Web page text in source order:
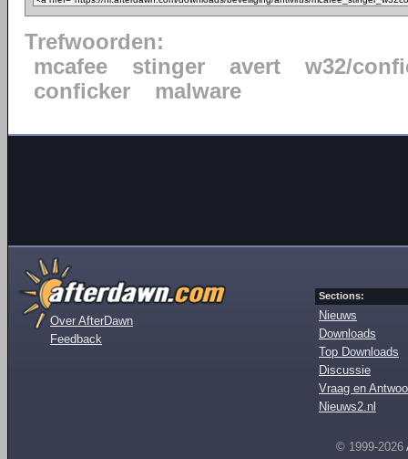
Trefwoorden:
mcafee
stinger avert
w32/
conficker
malware
Over AfterDawn
Feedback
Sections:
Nieuws
Downloads
Top Downloads
Discussie
Vraag en
Nieuws2.nl
© 1999-2026